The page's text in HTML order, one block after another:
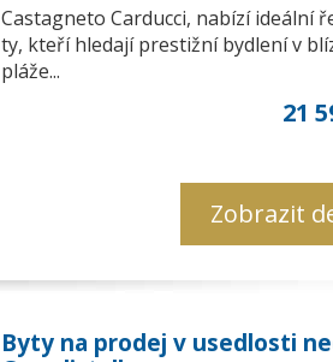
Castagneto Carducci, nabízí ideální
ty, kteří hledají prestižní bydlení v
pláže...
21
Zobrazit
Byty na prodej v usedlosti